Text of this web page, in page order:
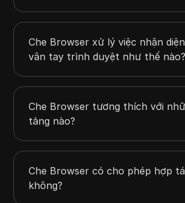
Che Browser xử lý việc nhận
vân tay trình duyệt như thế nào?
Che Browser tương thích với
tảng nào?
Che Browser có cho phép hợp
không?